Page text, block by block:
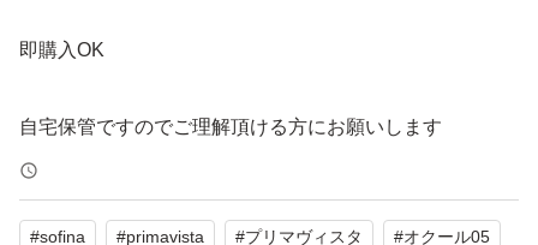
即購入OK
自宅保管ですのでご理解頂ける方にお願いします
宜しくお願い致しますm(_ _)m
#sofina #primavista #プリマヴィスタ #オクール05